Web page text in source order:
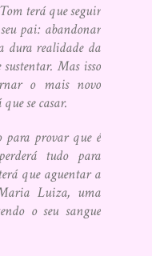
terá que seguir
pai: abandonar
dura realidade da
Mas isso
o mais novo
se casar.
para provar que é
tudo para
que aguentar a
Luiza, uma
o seu sangue